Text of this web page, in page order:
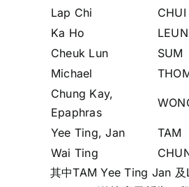
Lap Chi
CHUI
Ka Ho
Cheuk Lun
SUM
Michael
Chung Kay,
Epaphras
Yee Ting, Jan TAM
Wai Ting
其中TAM Yee Ting Jan